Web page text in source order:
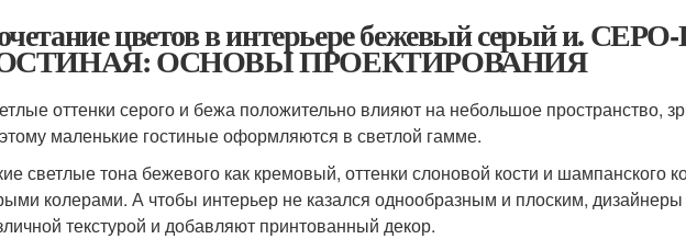
цветов в интерьере бежевый серый и.
ОСНОВЫ ПРОЕКТИРОВАНИЯ
оттенки серого и бежа положительно влияют на небольшое пространство,
маленькие гостиные оформляются в светлой гамме.
светлые тона бежевого как кремовый, оттенки слоновой кости и шампанского
колерами. А чтобы интерьер не казался однообразным и плоским,
текстурой и добавляют принтованный декор.